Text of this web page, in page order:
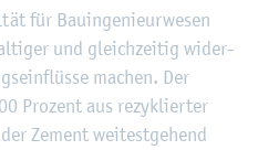
für Bau­in­ge­nieur­we­sen
und gleich­zei­tig wi­der­
ma­chen. Der
Pro­zent aus re­zy­klier­ter
Ze­ment wei­test­ge­hend